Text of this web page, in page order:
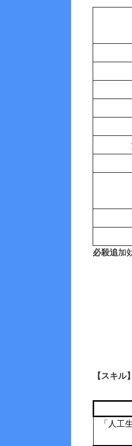
必殺追加
【スキル】
「人工